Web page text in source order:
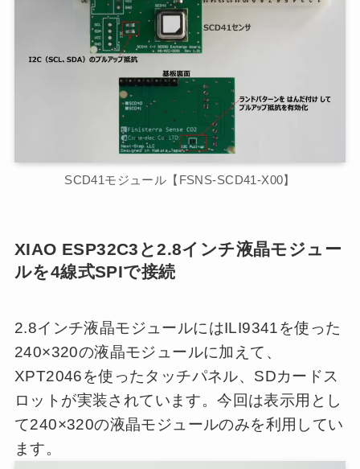
SCD41モジュール【FSNS-SCD41-X00】
XIAO ESP32C3と2.8インチ液晶モジュー
ルを4線式SPIで接続
2.8インチ液晶モジュールにはILI9341を使った
240×320の液晶モジュールに加えて、
XPT2046を使ったタッチパネル、SDカードス
ロットが実装されています。今回は表示用とし
て240×320の液晶モジュールのみを利用してい
ます。